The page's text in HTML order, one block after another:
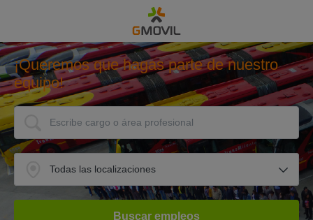
¡Queremos que hagas parte de nuestro
equipo!